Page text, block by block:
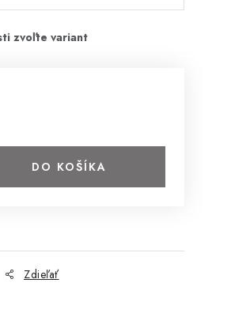
DO KOŠÍKA
Zdieľať